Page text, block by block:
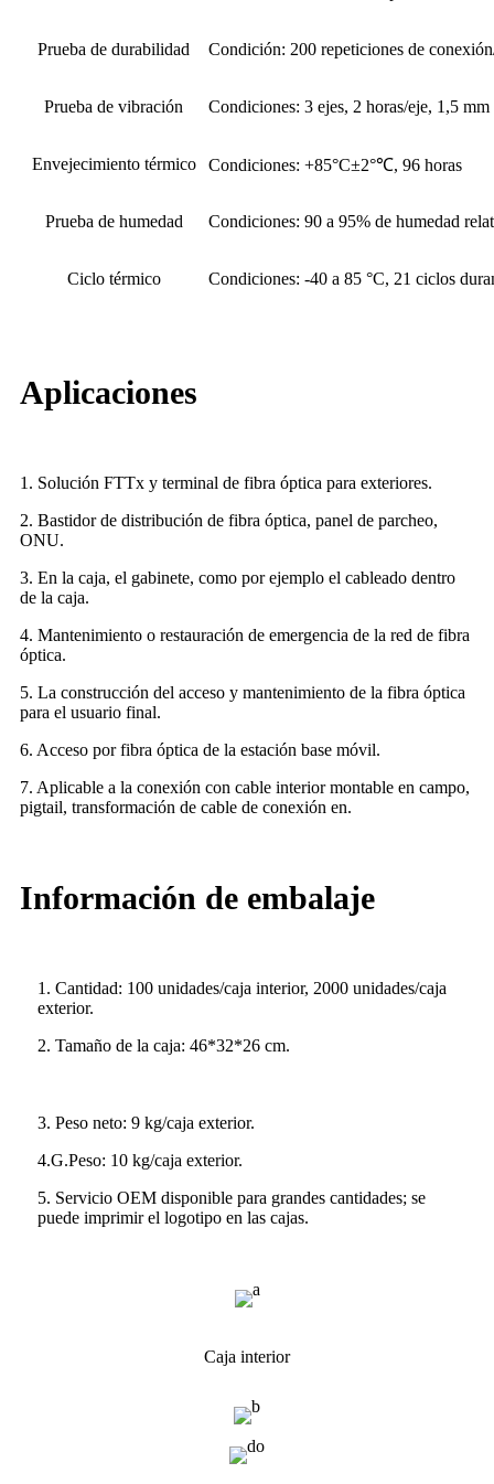
Prueba de durabilidad Condición: 200 repeticiones de
Prueba de vibración Condiciones: 3 ejes, 2 horas/eje, 1,5
Envejecimiento térmico Condiciones: +85°C±2°℃, 96 horas
Prueba de humedad Condiciones: 90 a 95% de humedad
Ciclo térmico Condiciones: -40 a 85 °C, 21 ciclos
Aplicaciones
1. Solución FTTx y terminal de fibra óptica para exteriores.
2. Bastidor de distribución de fibra óptica, panel de parcheo,
ONU.
3. En la caja, el gabinete, como por ejemplo el cableado dentro
de la caja.
4. Mantenimiento o restauración de emergencia de la red de fibra
óptica.
5. La construcción del acceso y mantenimiento de la fibra óptica
para el usuario final.
6. Acceso por fibra óptica de la estación base móvil.
7. Aplicable a la conexión con cable interior montable en campo,
pigtail, transformación de cable de conexión en.
Información de embalaje
1. Cantidad: 100 unidades/caja interior, 2000 unidades/caja
exterior.
2. Tamaño de la caja: 46*32*26 cm.
3. Peso neto: 9 kg/caja exterior.
4.G.Peso: 10 kg/caja exterior.
5. Servicio OEM disponible para grandes cantidades; se
puede imprimir el logotipo en las cajas.
Caja interior